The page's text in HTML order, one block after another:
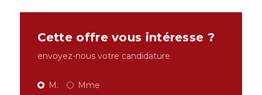
Cette offre vous intéresse ?
envoyez-nous votre candidature
M. Mme